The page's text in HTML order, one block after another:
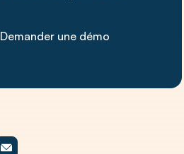
Demander une démo